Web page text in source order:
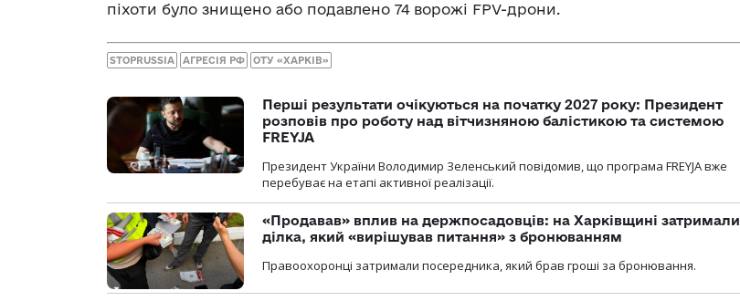
піхоти було знищено або подавлено 74 ворожі FPV-дрони.
STOPRUSSIA АГРЕСІЯ РФ ОТУ «ХАРКІВ»
Перші результати очікуються на початку 2027 року: Президент
розповів про роботу над вітчизняною балістикою та системою
FREYJA
Президент України Володимир Зеленський повідомив, що програма FREYJA вже
перебуває на етапі активної реалізації.
«Продавав» вплив на держпосадовців: на Харківщині затримали
ділка, який «вирішував питання» з бронюванням
Правоохоронці затримали посередника, який брав гроші за бронювання.